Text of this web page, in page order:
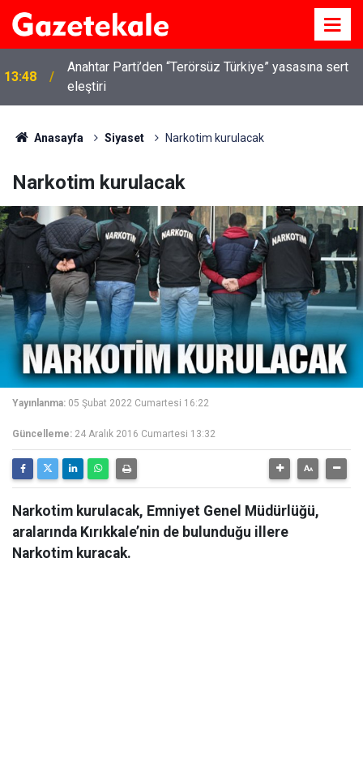
13:48
Anahtar Parti’den “Terörsüz Türkiye” yasasına sert
eleştiri
Anasayfa Siyaset Narkotim kurulacak
Narkotim kurulacak
Yayınlanma: 05 Şubat 2022 Cumartesi 16:22
Güncelleme: 24 Aralık 2016 Cumartesi 13:32
Narkotim kurulacak, Emniyet Genel Müdürlüğü,
aralarında Kırıkkale’nin de bulunduğu illere
Narkotim kuracak.